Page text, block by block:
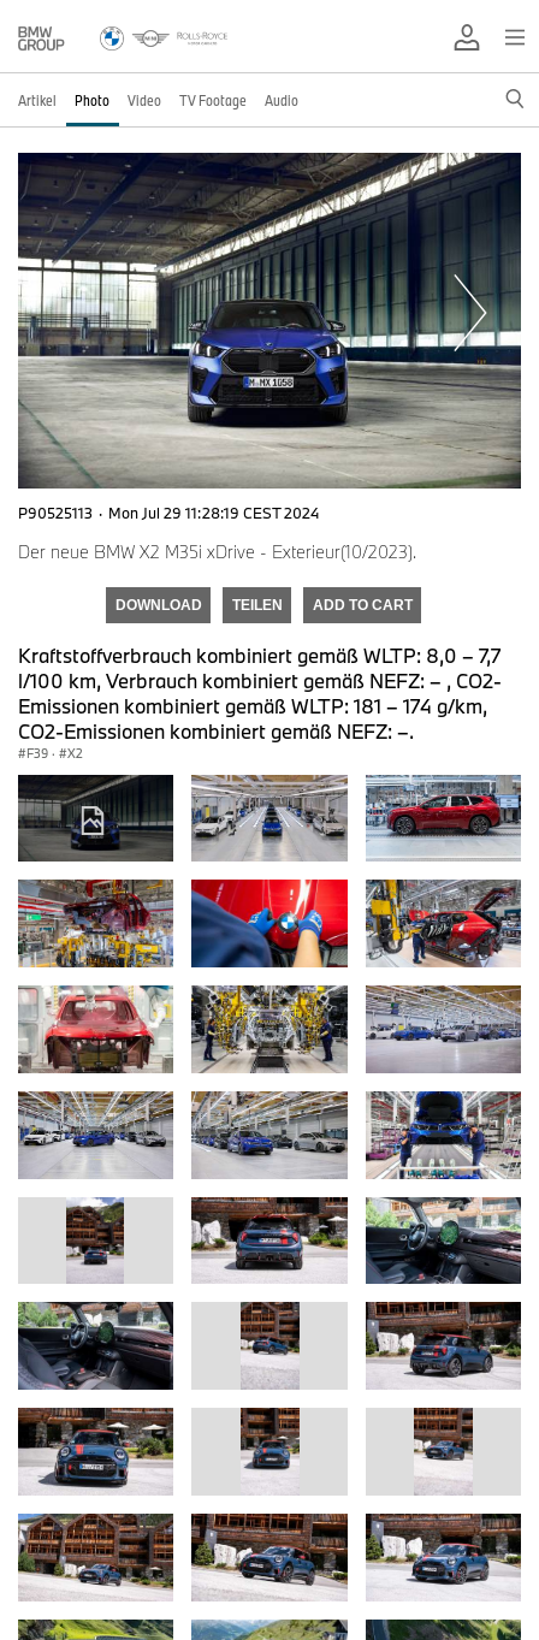
Artikel Photo Video TV Footage Audio
P90525113 · Mon Jul 29 11:28:19 CEST 2024
Der neue BMW X2 M35i xDrive - Exterieur(10/2023).
DOWNLOAD TEILEN ADD TO CART
Kraftstoffverbrauch kombiniert gemäß WLTP: 8,0 – 7,7
l/100 km, Verbrauch kombiniert gemäß NEFZ: – , CO2-
Emissionen kombiniert gemäß WLTP: 181 – 174 g/km,
CO2-Emissionen kombiniert gemäß NEFZ: –.
F39 · X2